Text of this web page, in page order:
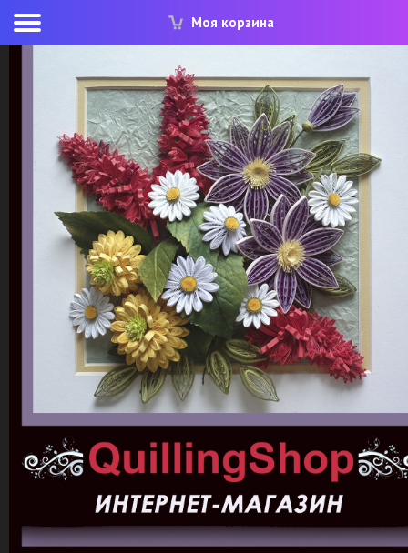
Моя корзина